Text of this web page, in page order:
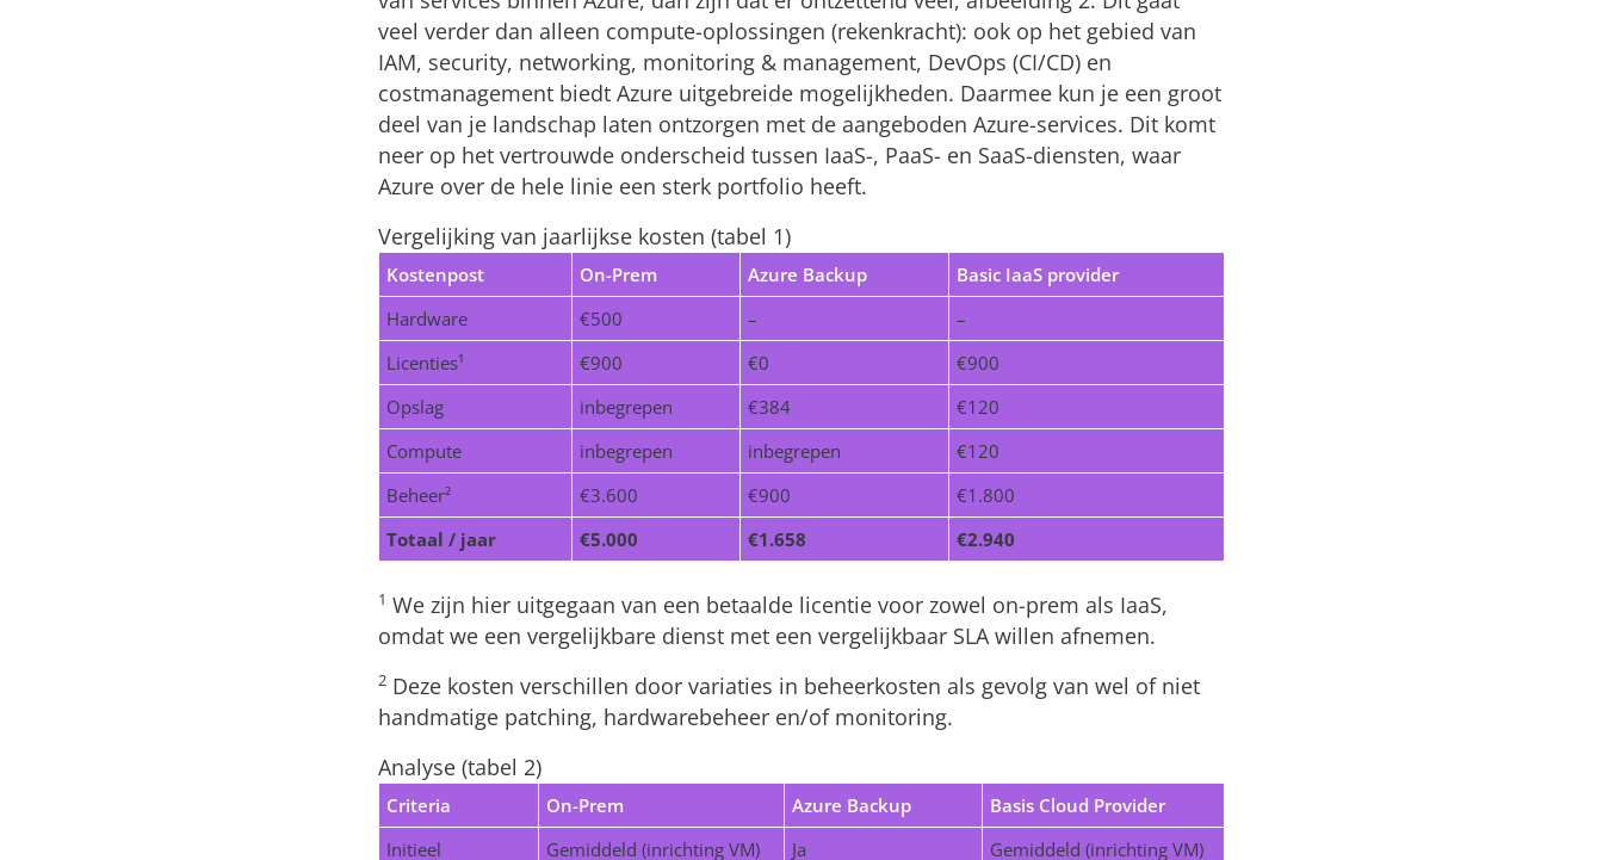
veel verder dan alleen compute-oplossingen (rekenkracht): ook op het gebied van
IAM, security, networking, monitoring & management, DevOps (CI/CD) en
costmanagement biedt Azure uitgebreide mogelijkheden. Daarmee kun je een groot
deel van je landschap laten ontzorgen met de aangeboden Azure-services. Dit komt
neer op het vertrouwde onderscheid tussen IaaS-, PaaS- en SaaS-diensten, waar
Azure over de hele linie een sterk portfolio heeft.
Vergelijking van jaarlijkse kosten (tabel 1)
Kostenpost On-Prem Azure Backup
Basic IaaS provider
Hardware
€500 –
–
Licenties¹
€900 €0
€900
Opslag
inbegrepen €384
€120
Compute
inbegrepen inbegrepen
€120
Beheer²
€3.600 €900
€1.800
Totaal / jaar
€5.000 €1.658 €2.940
1 We zijn hier uitgegaan van een betaalde licentie voor zowel on-prem als IaaS,
omdat we een vergelijkbare dienst met een vergelijkbaar SLA willen afnemen.
2 Deze kosten verschillen door variaties in beheerkosten als gevolg van wel of niet
handmatige patching, hardwarebeheer en/of monitoring.
Analyse (tabel 2)
Criteria On-Prem Azure Backup
Basis Cloud Provider
Initieel
Gemiddeld (inrichting VM) Ja Gemiddeld (inrichting VM)